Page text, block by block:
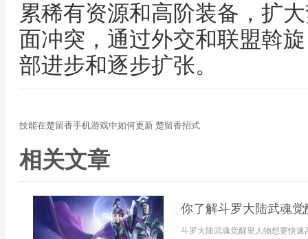
累稀有资源和高阶装备，扩
面冲突，通过外交和联盟斡
部进步和逐步扩张。
技能在楚留香手机游戏中如何更新 楚留香招式
相关文章
你了解斗罗大陆武魂
斗罗大陆武魂觉醒里人物想要快